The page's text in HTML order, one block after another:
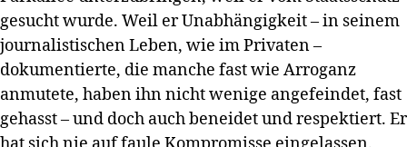
gesucht wurde. Weil er Unabhängigkeit – in seinem
journalistischen Leben, wie im Privaten –
dokumentierte, die manche fast wie Arroganz
anmutete, haben ihn nicht wenige angefeindet, fast
gehasst – und doch auch beneidet und respektiert. Er